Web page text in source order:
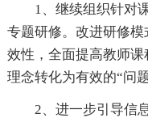
1、继续组织针对
专题研修。改进研修
效性，全面提高教师
理念转化为有效的“问
2、进一步引导信